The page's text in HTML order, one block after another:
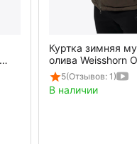
Куртка зимняя
олива Weisshorn
5(Отзывов: 1)
В наличии